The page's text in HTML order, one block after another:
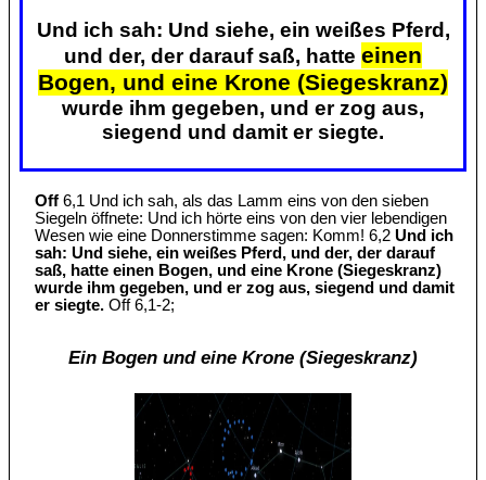
Und ich sah: Und siehe, ein weißes Pferd,
und der, der darauf saß, hatte einen
Bogen, und eine Krone (Siegeskranz)
wurde ihm gegeben, und er zog aus,
siegend und damit er siegte.
Off 6,1 Und ich sah, als das Lamm eins von den sieben
Siegeln öffnete: Und ich hörte eins von den vier lebendigen
Wesen wie eine Donnerstimme sagen: Komm! 6,2Und ich
sah: Und siehe, ein weißes Pferd, und der, der darauf
saß, hatte einen Bogen, und eine Krone (Siegeskranz)
wurde ihm gegeben, und er zog aus, siegend und damit
er siegte. Off 6,1-2;
Ein Bogen und eine Krone (Siegeskranz)